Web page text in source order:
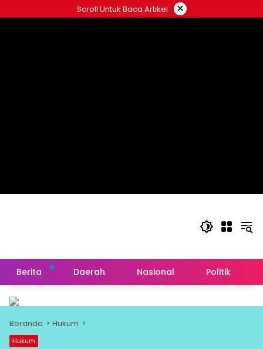
ke
Scroll Untuk Baca Artikel ×
Berita Daerah Nasional Politik
Beranda Hukum
Hukum